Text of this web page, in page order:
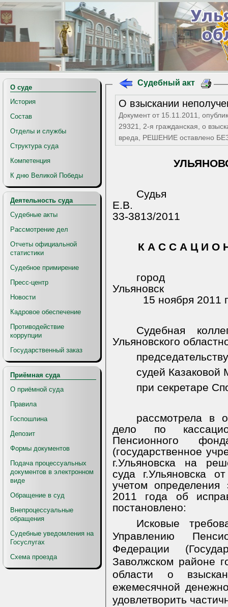
О суде
История
Состав
Отделы и службы
Структура суда
Компетенция
К дню Великой Победы
Деятельность суда
Судебные акты
Рассмотрение дел
Отчеты официальной
статистики
Судебное примирение
Пресс-центр
Новости
Кадровое обеспечение
Противодействие
коррупции
Государственный заказ
Приёмная суда
О приёмной суда
Правила
Госпошлина
Депозит
Формы документов
Подача процессуальных
документов в электронном
виде
Обращение в суд
Внепроцессуальные
обращения
Судебные уведомления на
Госуслугах
Схема проезда
Судебный акт
О взыскании
Документ от 15.11.2011,
29321, 2-я гражданская, о
вреда, РЕШЕНИЕ оставлено
Судья
Е.В.
33-3813/2011
К А С С А Ц И О
город
Ульяновск
15 ноября 2011
Судебная
Ульяновского
судей
при секретаре
рассмотрела в
дело по
Пенсионного
(государственное
г.Ульяновска на
суда г.Ульяновска
учетом
2011 года об
постановлено:
Исковые
Управлению
Федерации
Заволжском районе
области о
ежемесячной
удовлетворить